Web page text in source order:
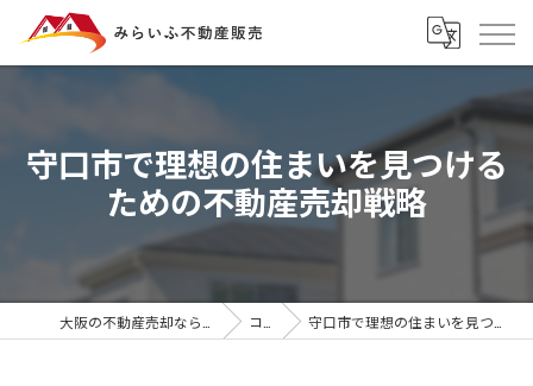
守口市で理想の住まいを見つける
ための不動産売却戦略
コラム 守口市で理想の住まいを見つけるための不動産売却戦略